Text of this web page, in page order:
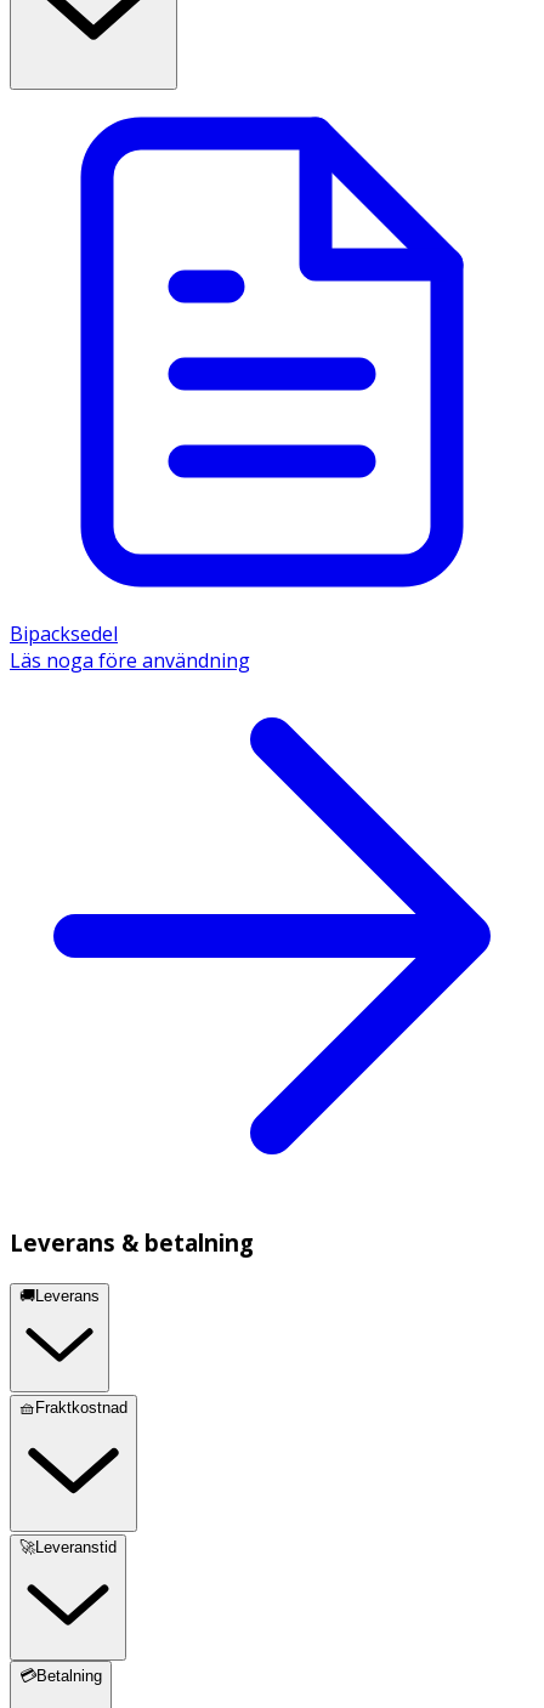
Bipacksedel
Läs noga före användning
Leverans & betalning
🚚Leverans
🧺Fraktkostnad
🚀Leveranstid
💳Betalning